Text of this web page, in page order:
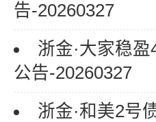
告-20260327
浙金·大家稳
公告-20260327
浙金·和美2号